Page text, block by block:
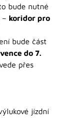
bude nutné
– koridor pro
bude část
do 7.
přes
jízdní